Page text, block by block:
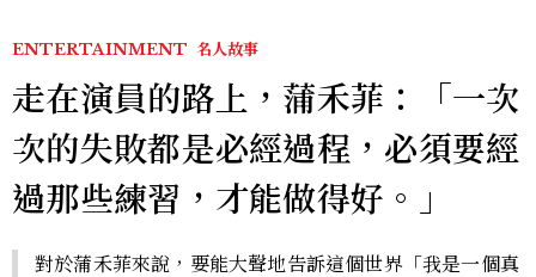
ENTERTAINMENT 名人故事
走在演員的路上，蒲禾菲：「一次
次的失敗都是必經過程，必須要經
過那些練習，才能做得好。」
對於蒲禾菲來說，要能大聲地告訴這個世界「我是一個真